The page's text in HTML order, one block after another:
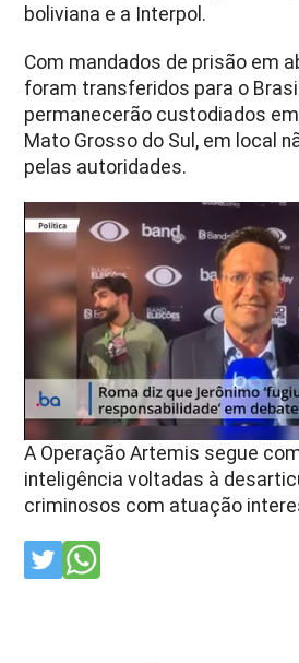
boliviana e a Interpol.
Com mandados de prisão em
foram transferidos para o
permanecerão custodiados
Mato Grosso do Sul, em local
pelas autoridades.
A Operação Artemis segue
inteligência voltadas à
criminosos com atuação